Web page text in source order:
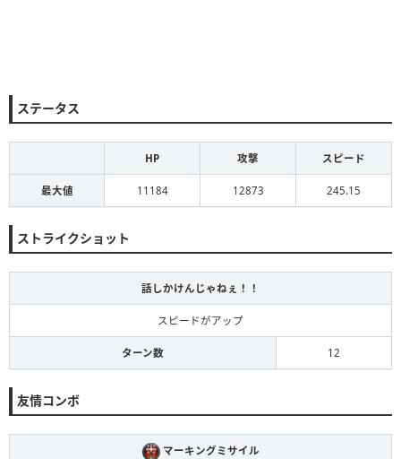
ステータス
HP 攻撃 スピード
最大値 11184 12873 245.15
ストライクショット
話しかけんじゃねぇ！！
スピードがアップ
ターン数 12
友情コンボ
マーキングミサイル